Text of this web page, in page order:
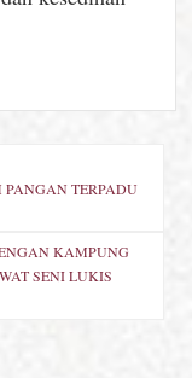
PANGAN TERPADU
KAMPUNG
SENI LUKIS